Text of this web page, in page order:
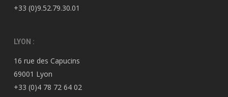
+33 (0)9.52.79.30.01
LYON :
16 rue des Capucins
69001 Lyon
+33 (0)4 78 72 64 02